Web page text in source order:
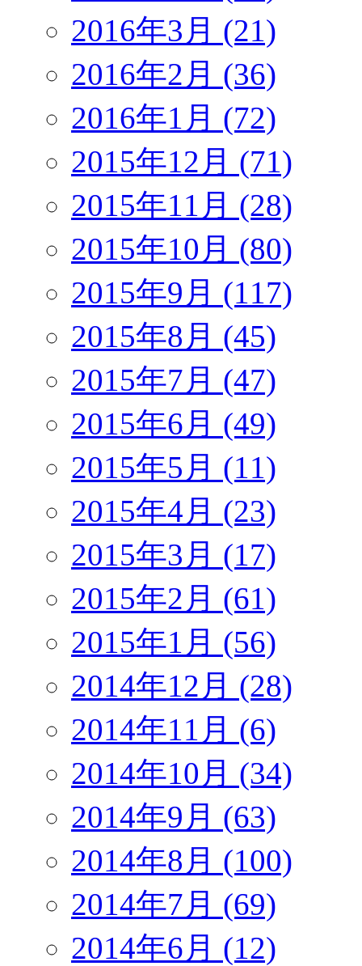
2016年3月 (21)
2016年2月 (36)
2016年1月 (72)
2015年12月 (71)
2015年11月 (28)
2015年10月 (80)
2015年9月 (117)
2015年8月 (45)
2015年7月 (47)
2015年6月 (49)
2015年5月 (11)
2015年4月 (23)
2015年3月 (17)
2015年2月 (61)
2015年1月 (56)
2014年12月 (28)
2014年11月 (6)
2014年10月 (34)
2014年9月 (63)
2014年8月 (100)
2014年7月 (69)
2014年6月 (12)